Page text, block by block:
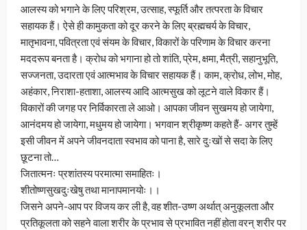
आलस्य को भगाने के लिए परिश्रम, उत्साह, स्फूर्ति और तत्परता के विचार
सहायक हैं। ऐसे ही कामुकता को दूर करने के लिए ब्रह्मचर्य के विचार,
मातृभावना, पवित्रता एवं संयम के विचार, विकारों के परिणाम के विचार करना
मददरूप बनता है। क्रोध को भगाना हो तो शांति, प्रेम, क्षमा, मैत्री, सहानुभूति,
सज्जनता, उदारता एवं आत्मभाव के विचार सहायक हैं। काम, क्रोध, लोभ, मोह,
अहंकार, निराशा-हताशा, आलस्य आदि आत्मसुख को लूटने वाले विकार हैं।
विकारों की जगह पर निर्विकारता ले आओ। आपका जीवन सुखमय हो जायेगा,
आनंदमय हो जायेगा, मधुमय हो जायेगा। भगवान श्रीकृष्ण कहते हैं- अगर तुम्हें
इसी जीवन में अपने जीवनदाता स्वभाव को पाना है, सारे दुःखों से सदा के लिए
छूटना तो…
जितात्मनः प्रशांतस्य परमात्मा समाहितः।
शीतोष्णसुखदुःखेषु तथा मानापमानयोः।।
जिसने अपने-आप पर विजय कर ली है, वह शीत-उष्ण अर्थात् अनुकूलता और
प्रतिकूलता को सहने वाला शरीर के प्रभाव से प्रभावित नहीं होता वरन् शरीर पर